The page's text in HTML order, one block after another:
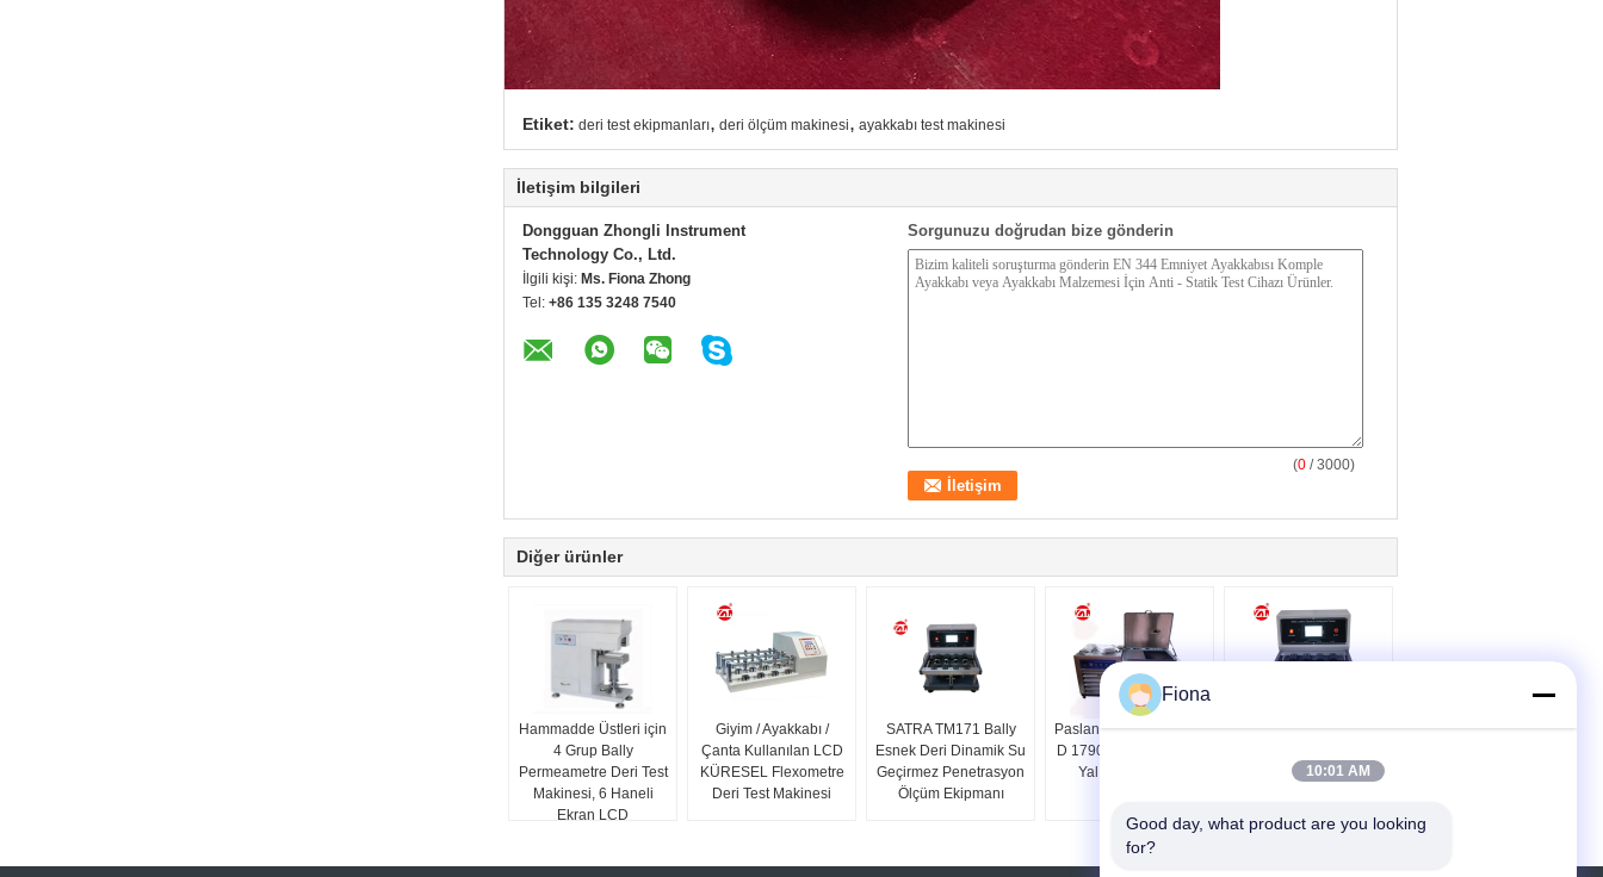
Etiket: deri test ekipmanları, deri ölçüm makinesi, ayakkabı test makinesi
İletişim bilgileri
Dongguan Zhongli Instrument
Technology Co., Ltd.
İlgili kişi: Ms. Fiona Zhong
Tel: +86 135 3248 7540
Sorgunuzu doğrudan bize gönderin
(0 / 3000)
Diğer ürünler
Hammadde Üstleri için
4 Grup Bally
Permeametre Deri Test
Makinesi, 6 Haneli
Ekran LCD
Giyim / Ayakkabı /
Çanta Kullanılan LCD
KÜRESEL Flexometre
Deri Test Makinesi
SATRA TM171 Bally
Esnek Deri Dinamik Su
Geçirmez Penetrasyon
Ölçüm Ekipmanı
Paslanmaz Çelik ASTM
D 1790 ile Ayakkabı Isı
Yalıtım Deri Test
BS-3144 Bally Esnek
Geçirmez Penetrasyon
Fiona
10:01 AM
Good day, what product are you looking
for?